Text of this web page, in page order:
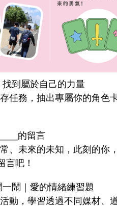
到屬於自己的力量
任務，抽出專屬你的角色
的留言
、未來的未知，此刻的你
言吧！
鬧｜愛的情緒練習題
動，學習透過不同媒材、